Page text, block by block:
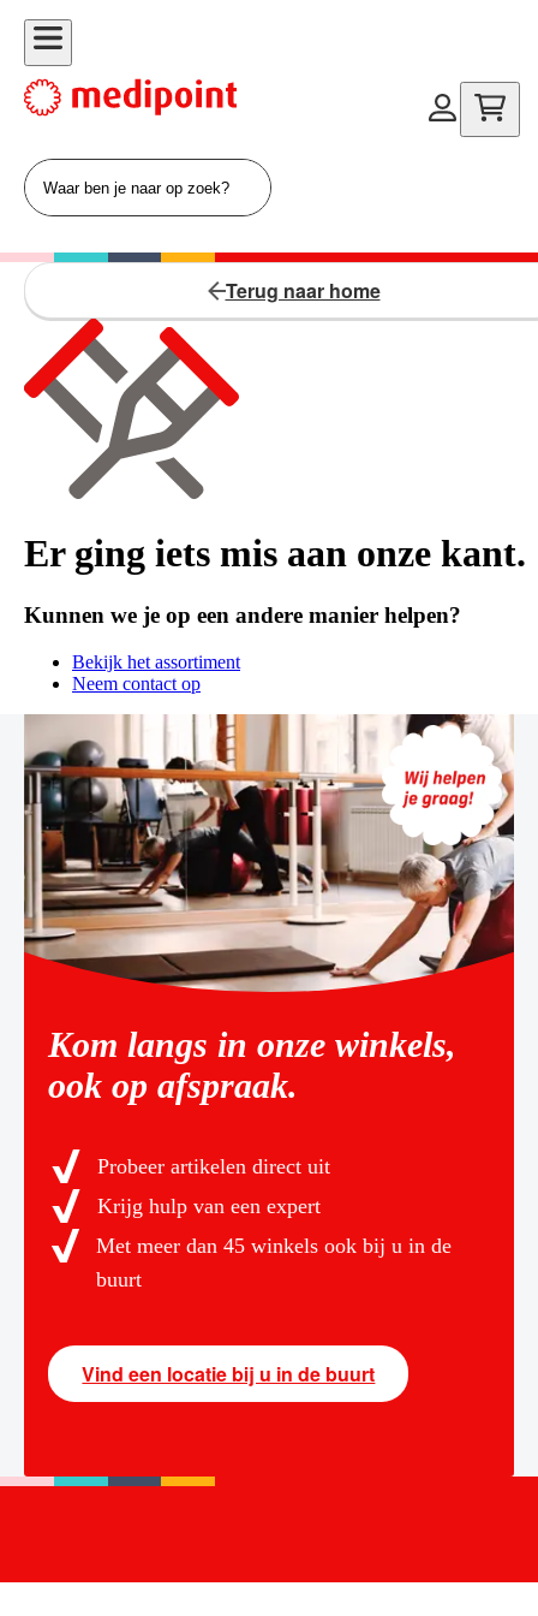
Terug naar home
Er ging iets mis aan onze kant.
Kunnen we je op een andere manier helpen?
Bekijk het assortiment
Neem contact op
Kom langs in onze winkels,
ook op afspraak.
Probeer artikelen direct uit
Krijg hulp van een expert
Met meer dan 45 winkels ook bij u in de
buurt
Vind een locatie bij u in de buurt